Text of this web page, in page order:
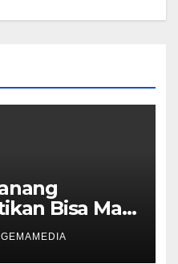
Bisa Maju
Lamsel